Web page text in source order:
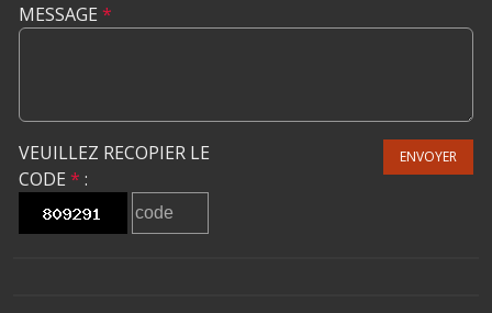
MESSAGE *
VEUILLEZ RECOPIER LE
CODE * :
ENVOYER